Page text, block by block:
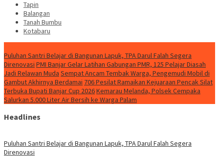
Tapin
Balangan
Tanah Bumbu
Kotabaru
Puluhan Santri Belajar di Bangunan Lapuk, TPA Darul Falah Segera
Direnovasi PMI Banjar Gelar Latihan Gabungan PMR, 125 Pelajar Diasah
Jadi Relawan Muda Sempat Ancam Tembak Warga, Pengemudi Mobil di
Gambut Akhirnya Berdamai 706 Pesilat Ramaikan Kejuaraan Pencak Silat
Terbuka Bupati Banjar Cup 2026Kemarau Melanda, Polsek Cempaka
Salurkan 5.000 Liter Air Bersih ke Warga Palam
Headlines
Puluhan Santri Belajar di Bangunan Lapuk, TPA Darul Falah Segera
Direnovasi